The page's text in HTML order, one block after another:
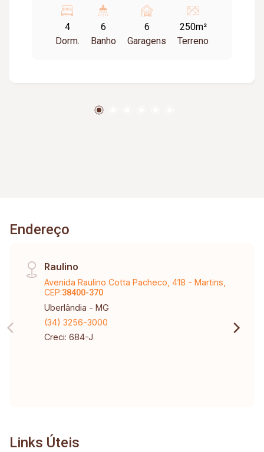
de escritório, cozinha planejada, lavanderia ,
Dispensa, Banheiro de serviço. Churrasqueira
coberta com Banheiro . 2 Piso - 03 Quartos (
Varanda com área de serviço coberta. Piso :
4
Dorm.
6
Banho
6
Garagens
250m²
Terreno
Endereço
Raulino
Avenida Raulino Cotta Pacheco, 418 - Martins,
CEP:38400-370
Uberlândia - MG
(34) 3256-3000
Creci: 684-J
Links Úteis